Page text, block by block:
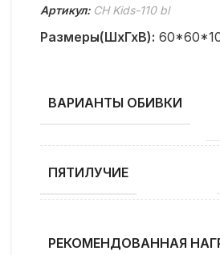
Артикул: CH Kids-110 bl
Размеры(ШхГхВ):
ВАРИАНТЫ ОБИВКИ
ПЯТИЛУЧИЕ
РЕКОМЕНДОВАННАЯ